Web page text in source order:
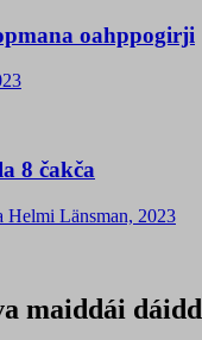
oahppogirji
8 čakča
Helmi Länsman, 2023
maiddái